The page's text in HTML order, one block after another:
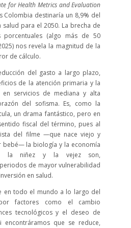
for Health Metrics and Evaluation
Colombia destinaría un 8,9% del
salud para el 2050. La brecha de
(algo más de 50
nos revela la magnitud de la
de cálculo.
del gasto a largo plazo,
de la atención primaria y la
en servicios de mediana y alta
del sofisma. Es, como la
un drama fantástico, pero en
fiscal del término, pues al
del filme —que nace viejo y
bebé— la biología y la economía
la niñez y la vejez son,
de mayor vulnerabilidad
en salud.
en todo el mundo a lo largo del
factores como el cambio
tecnológicos y el deseo de
encontráramos que se reduce,